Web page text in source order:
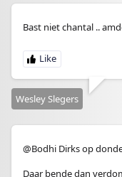
Bast niet chantal ..
Wesley Slegers
@Bodhi Dirks op
Daar bende dan